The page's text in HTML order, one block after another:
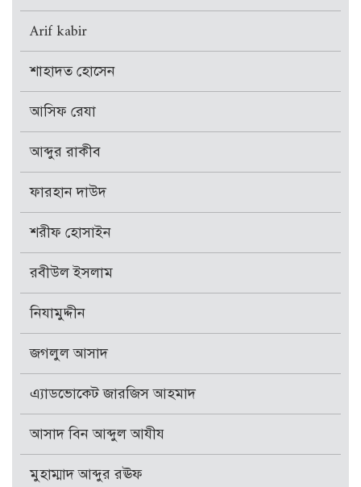
Arif kabir
শাহাদত হোসেন
আসিফ রেযা
আব্দুর রাকীব
ফারহান দাউদ
শরীফ হোসাইন
রবীউল ইসলাম
নিযামুদ্দীন
জগলুল আসাদ
এ্যাডভোকেট জারজিস আহমাদ
আসাদ বিন আব্দুল আযীয
মুহাম্মাদ আব্দুর রঊফ